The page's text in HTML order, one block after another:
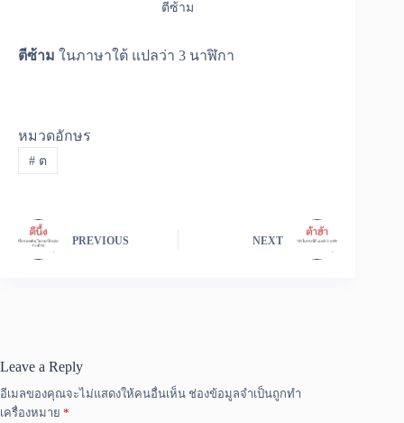
ตีซ้าม
ตีซ้าม ในภาษาใต้ แปลว่า 3 นาฬิกา
หมวดอักษร
#ต
PREVIOUS NEXT
Leave a Reply
อีเมลของคุณจะไม่แสดงให้คนอื่นเห็น ช่องข้อมูลจำเป็นถูกทำ
เครื่องหมาย *